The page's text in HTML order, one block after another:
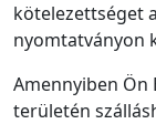
kötelezettséget
nyomtatványon
Amennyiben Ön
területén